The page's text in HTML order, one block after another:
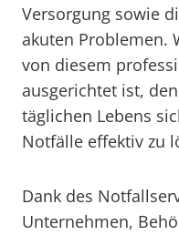
Versorgung sowie
akuten Problemen.
von diesem
ausgerichtet ist,
täglichen Lebens
Notfälle effektiv zu
Dank des
Unternehmen,